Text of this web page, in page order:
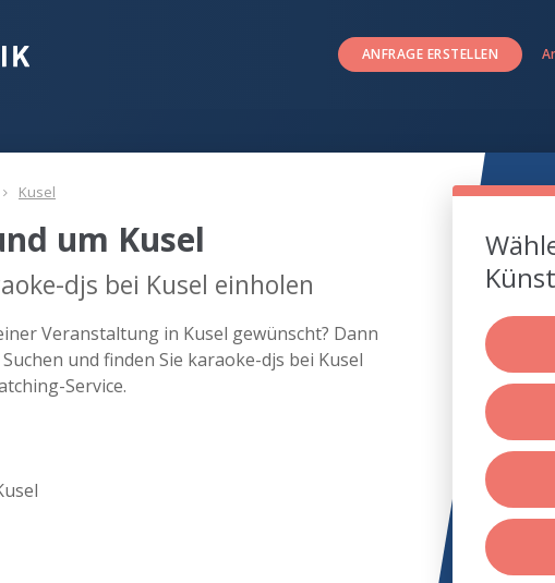
ANFRAGE ERSTELLEN
Kusel
um Kusel
djs bei Kusel einholen
Veranstaltung in Kusel gewünscht? Dann
und finden Sie karaoke-djs bei Kusel
Service.